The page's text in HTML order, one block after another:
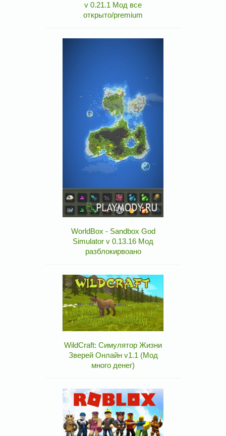
v 0.21.1 Мод все
открыто/premium
WorldBox - Sandbox God
Simulator v 0.13.16 Мод
разблокирвоано
WildCraft: Симулятор Жизни
Зверей Онлайн v1.1 (Мод
много денег)